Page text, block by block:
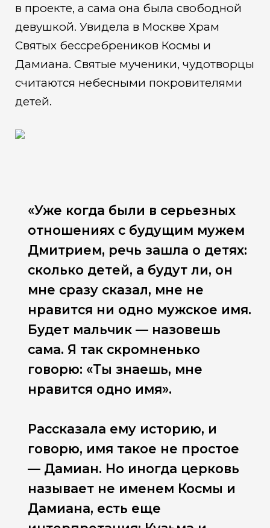
в проекте, а сама она была свободной
девушкой. Увидела в Москве Храм
Святых бессребреников Космы и
Дамиана. Святые мученики, чудотворцы
считаются небесными покровителями
детей.
«Уже когда были в серьезных
отношениях с будущим мужем
Дмитрием, речь зашла о детях:
сколько детей, а будут ли, он
мне сразу сказал, мне не
нравится ни одно мужское имя.
Будет мальчик — назовешь
сама. Я так скромненько
говорю: «Ты знаешь, мне
нравится одно имя».
Рассказала ему историю, и
говорю, имя такое не простое
— Дамиан. Но иногда церковь
называет не именем Космы и
Дамиана, есть еще